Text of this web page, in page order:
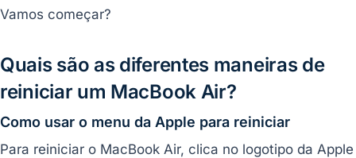
Vamos começar?
Quais são as diferentes maneiras de
reiniciar um MacBook Air?
Como usar o menu da Apple para reiniciar
Para reiniciar o MacBook Air, clica no logotipo da Apple